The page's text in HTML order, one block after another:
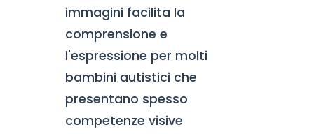
immagini facilita la
comprensione e
l'espressione per molti
bambini autistici che
presentano spesso
competenze visive